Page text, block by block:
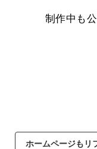
制作中も
ホームページもリ